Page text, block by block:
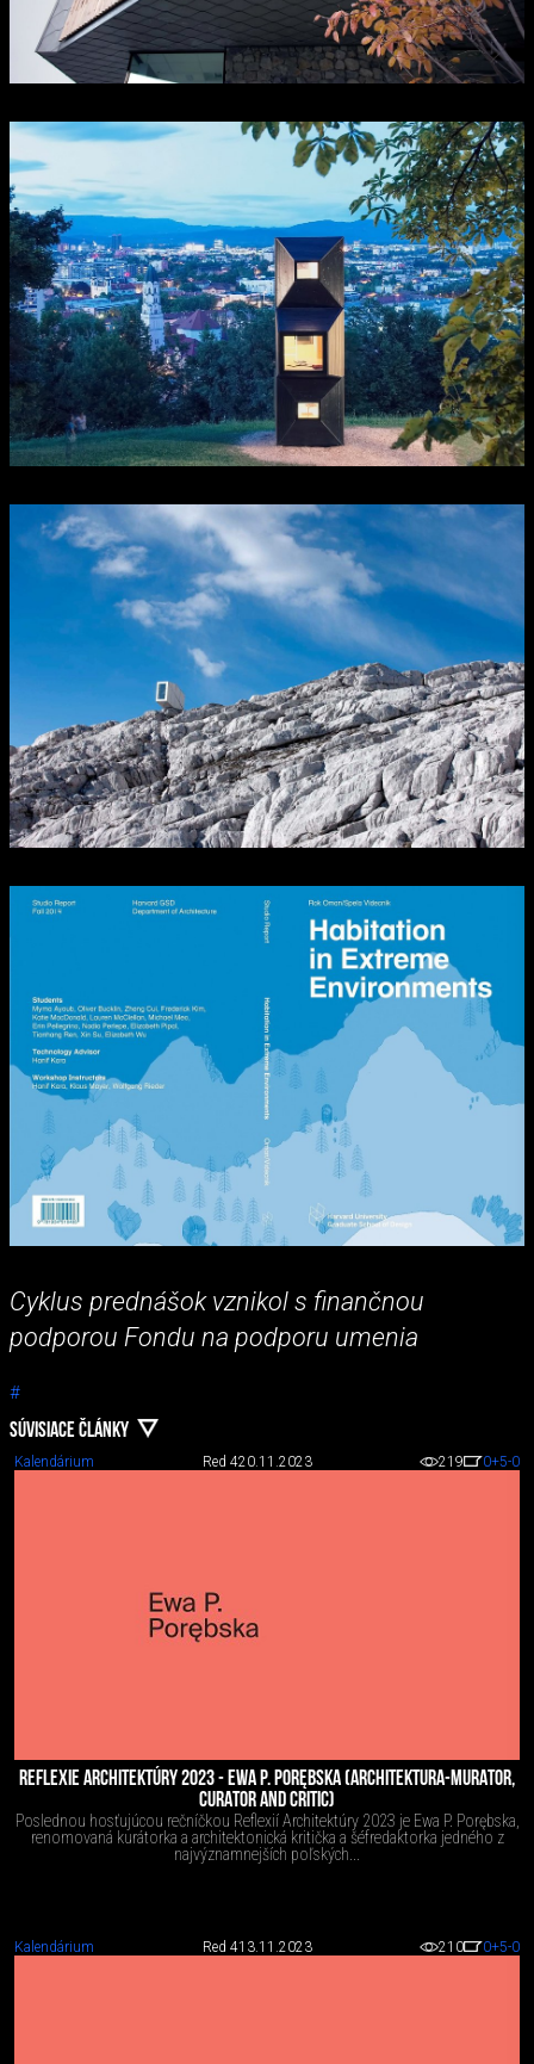
Cyklus prednášok vznikol s finančnou
podporou Fondu na podporu umenia
#
SÚVISIACE ČLÁNKY
Kalendárium Red 420.11.2023 219 0+5-0
REFLEXIE ARCHITEKTÚRY 2023 - EWA P. PORĘBSKA (ARCHITEKTURA-MURATOR,
CURATOR AND CRITIC)
Poslednou hosťujúcou rečníčkou Reflexií Architektúry 2023 je Ewa P. Porębska,
renomovaná kurátorka a architektonická kritička a šéfredaktorka jedného z
najvýznamnejších poľských...
Kalendárium Red 413.11.2023 210 0+5-0